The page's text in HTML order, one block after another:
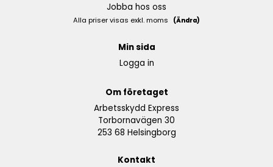
Jobba hos oss
Alla priser visas exkl. moms (Ändra)
Min sida
Logga in
Om företaget
Arbetsskydd Express
Torbornavägen 30
253 68 Helsingborg
Kontakt